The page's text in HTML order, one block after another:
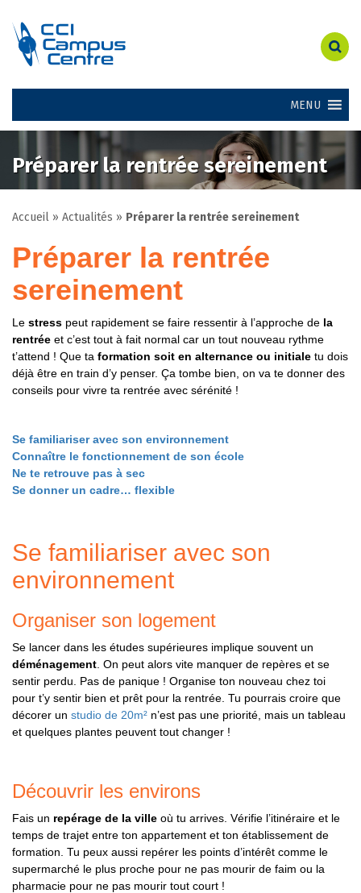
MENU
Préparer la rentrée sereinement
Accueil » Actualités » Préparer la rentrée sereinement
Préparer la rentrée
sereinement
Le stress peut rapidement se faire ressentir à l’approche de la
rentrée et c’est tout à fait normal car un tout nouveau rythme
t’attend ! Que ta formation soit en alternance ou initiale tu dois
déjà être en train d’y penser. Ça tombe bien, on va te donner des
conseils pour vivre ta rentrée avec sérénité !
Se familiariser avec son environnement
Connaître le fonctionnement de son école
Ne te retrouve pas à sec
Se donner un cadre… flexible
Se familiariser avec son
environnement
Organiser son logement
Se lancer dans les études supérieures implique souvent un
déménagement . On peut alors vite manquer de repères et se
sentir perdu. Pas de panique ! Organise ton nouveau chez toi
pour t’y sentir bien et prêt pour la rentrée. Tu pourrais croire que
décorer un studio de 20m² n’est pas une priorité, mais un tableau
et quelques plantes peuvent tout changer !
Découvrir les environs
Fais un repérage de la ville où tu arrives. Vérifie l’itinéraire et le
temps de trajet entre ton appartement et ton établissement de
formation. Tu peux aussi repérer les points d’intérêt comme le
supermarché le plus proche pour ne pas mourir de faim ou la
pharmacie pour ne pas mourir tout court !